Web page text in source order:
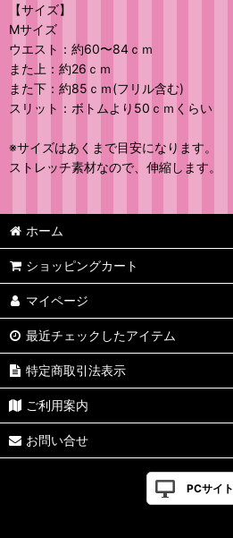
【サイズ】
Mサイズ
ウエスト：約60〜84ｃｍ
また上：約26ｃｍ
また下：約85ｃｍ(フリル含む)
スリット：ボトムより50ｃｍくらい
※サイズはあくまで目安になります。
ストレッチ素材なので、伸縮します。
ホーム
ショッピングカート
マイページ
最近チェックしたアイテム
特定商取引法表示
ご利用案内
お問い合せ
PCサイト